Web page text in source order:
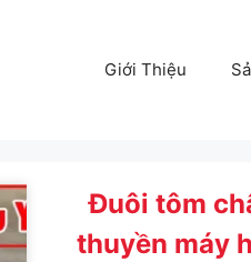
Giới Thiệu
Đuôi tôm
thuyền máy